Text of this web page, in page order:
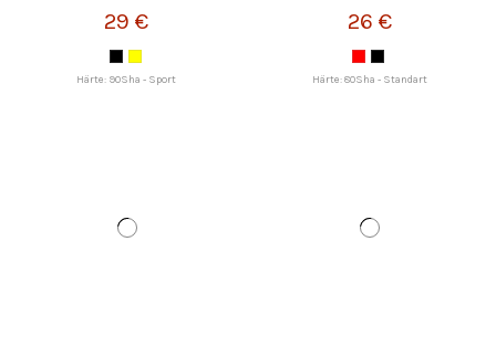
29 €
Härte: 90Sha - Sport
26 €
Härte: 80Sha - Standart